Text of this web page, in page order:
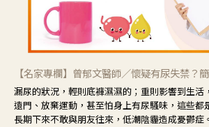
【名家專欄】曾郁文醫師／懷疑有尿失禁？
漏尿的狀況，輕則底褲濕濕的；重則影響到生活
遠門、放棄運動，甚至怕身上有尿騷味，這些都
長期下來不敢與朋友往來，低潮陰霾造成憂鬱症。